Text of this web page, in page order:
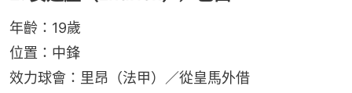
年齡：19歲
位置：中鋒
效力球會：里昂（法甲）／從皇馬外借